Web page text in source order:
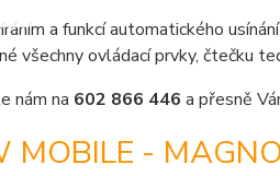
a funkcí automatického
všechny ovládací prvky, čtečku
nám na 602 866 446 a přesně
MOBILE -